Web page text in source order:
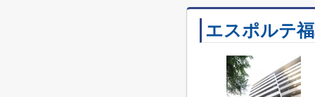
エスポルテ